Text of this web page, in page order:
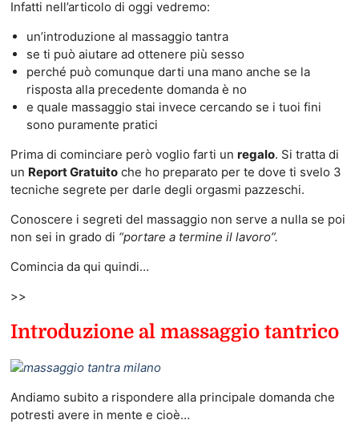
Infatti nell’articolo di oggi vedremo:
un’introduzione al massaggio tantra
se ti può aiutare ad ottenere più sesso
perché può comunque darti una mano anche se la
risposta alla precedente domanda è no
e quale massaggio stai invece cercando se i tuoi fini
sono puramente pratici
Prima di cominciare però voglio farti un regalo. Si tratta di
un Report Gratuitoche ho preparato per te dove ti svelo 3
tecniche segrete per darle degli orgasmi pazzeschi.
Conoscere i segreti del massaggio non serve a nulla se poi
non sei in grado di “portare a termine il lavoro”.
Comincia da qui quindi…
>>
Introduzione al massaggio tantrico
Andiamo subito a rispondere alla principale domanda che
potresti avere in mente e cioè…